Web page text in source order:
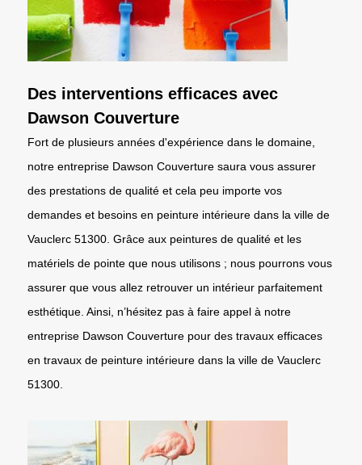
Des interventions efficaces avec
Dawson Couverture
Fort de plusieurs années d'expérience dans le domaine,
notre entreprise Dawson Couverture saura vous assurer
des prestations de qualité et cela peu importe vos
demandes et besoins en peinture intérieure dans la ville de
Vauclerc 51300. Grâce aux peintures de qualité et les
matériels de pointe que nous utilisons ; nous pourrons vous
assurer que vous allez retrouver un intérieur parfaitement
esthétique. Ainsi, n’hésitez pas à faire appel à notre
entreprise Dawson Couverture pour des travaux efficaces
en travaux de peinture intérieure dans la ville de Vauclerc
51300.